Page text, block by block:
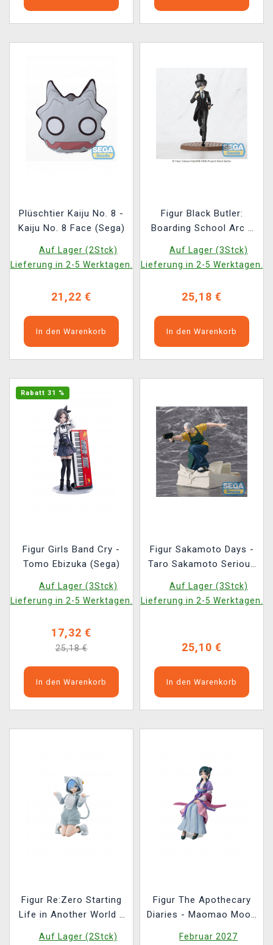
Plüschtier Kaiju No. 8 -
Kaiju No. 8 Face (Sega)
Auf Lager (2Stck)
Lieferung in 2-5 Werktagen.
21,22 €
In den Warenkorb
Figur Black Butler:
Boarding School Arc -
(Sega)
Auf Lager (3Stck)
Lieferung in 2-5 Werktagen.
25,18 €
In den Warenkorb
Rabatt 31 %
Figur Girls Band Cry -
Tomo Ebizuka (Sega)
Auf Lager (3Stck)
Lieferung in 2-5 Werktagen.
17,32 €
25,18 €
In den Warenkorb
Figur Sakamoto Days -
Taro Sakamoto Serious
Auf Lager (3Stck)
Lieferung in 2-5 Werktagen.
25,10 €
In den Warenkorb
Figur Re:Zero Starting
Life in Another World -
Auf Lager (2Stck)
Figur The Apothecary
Diaries - Maomao Moon
Februar 2027